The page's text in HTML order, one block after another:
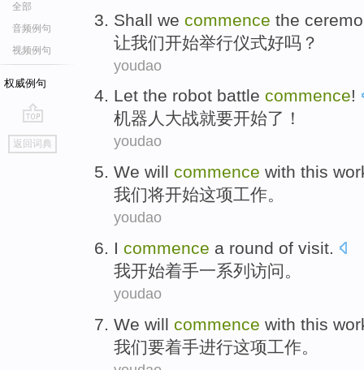
全部
音频例句
视频例句
权威例句
go
top
返回词典
Shall we commence the
让我们开始举行仪式好吗？
youdao
Let the robot battle commence!
机器人 大战就要开始了！
youdao
We will commence with this
我们将开始这项工作。
youdao
I commence a round of visit.
我开始着手一系列访问。
youdao
We will commence with this
我们要着手进行这项工作。